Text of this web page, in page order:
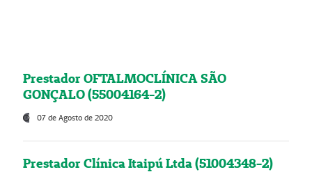
Prestador OFTALMOCLÍNICA SÃO
GONÇALO (55004164-2)
07 de Agosto de 2020
Prestador Clínica Itaipú Ltda (51004348-2)